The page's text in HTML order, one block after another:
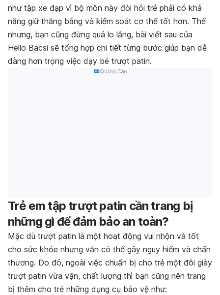
như tập xe đạp vì bộ môn này đòi hỏi trẻ phải có khả
năng giữ thăng bằng và kiểm soát cơ thể tốt hơn. Thế
nhưng, bạn cũng đừng quá lo lắng, bài viết sau của
Hello Bacsi sẽ tổng hợp chi tiết từng bước giúp bạn dễ
dàng hơn trọng việc dạy bé trượt patin.
Quảng Cáo
Trẻ em tập trượt patin cần trang bị
những gì để đảm bảo an toàn?
Mặc dù trượt patin là một hoạt động vui nhộn và tốt
cho sức khỏe nhưng vẫn có thể gây nguy hiểm và chấn
thương. Do đó, ngoài việc chuẩn bị cho trẻ một đôi giày
trượt patin vừa vặn, chất lượng thì bạn cũng nên trang
bị thêm cho trẻ những dụng cụ bảo vệ như: